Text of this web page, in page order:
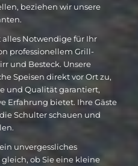
beziehen wir unsere
alles Notwendige für Ihr
professionellem Grill-
und Besteck. Unsere
Speisen direkt vor Ort zu,
und Qualität garantiert,
Erfahrung bietet. Ihre Gäste
Schulter schauen und
unvergessliches
ob Sie eine kleine